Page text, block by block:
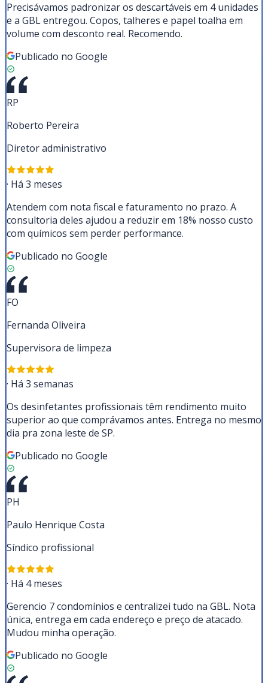
Precisávamos padronizar os descartáveis em 4 unidades
e a GBL entregou. Copos, talheres e papel toalha em
volume com desconto real. Recomendo.
Publicado no Google
RP
Roberto Pereira
Diretor administrativo
· Há 3 meses
Atendem com nota fiscal e faturamento no prazo. A
consultoria deles ajudou a reduzir em 18% nosso custo
com químicos sem perder performance.
Publicado no Google
FO
Fernanda Oliveira
Supervisora de limpeza
· Há 3 semanas
Os desinfetantes profissionais têm rendimento muito
superior ao que comprávamos antes. Entrega no mesmo
dia pra zona leste de SP.
Publicado no Google
PH
Paulo Henrique Costa
Síndico profissional
· Há 4 meses
Gerencio 7 condomínios e centralizei tudo na GBL. Nota
única, entrega em cada endereço e preço de atacado.
Mudou minha operação.
Publicado no Google